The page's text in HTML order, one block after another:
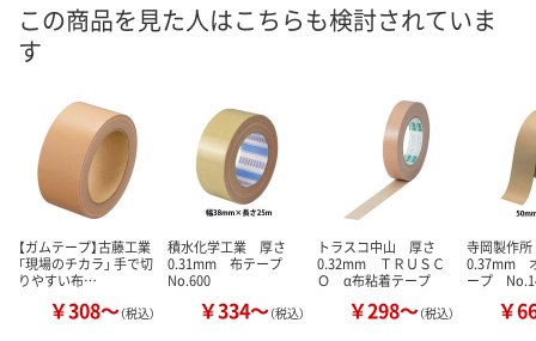
この商品を見た人はこちらも検討されていま
す
【ガムテープ】古藤工業
「現場のチカラ」 手で切
りやすい布…
￥308～（税込）
積水化学工業 厚さ
0.31mm 布テープ
No.600
￥334～（税込）
トラスコ中山 厚さ
0.32mm ＴＲＵＳＣ
Ｏ α布粘着テープ
￥298～（税込）
寺岡製作
0.37mm
ープ
￥